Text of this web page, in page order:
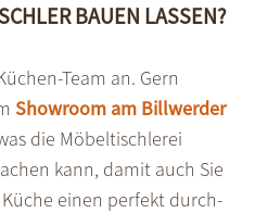
BAUEN LASSEN?
Team an. Gern
Show­room am Billwerder
die Möbel­tischlerei
kann, damit auch Sie
einen perfekt durch­